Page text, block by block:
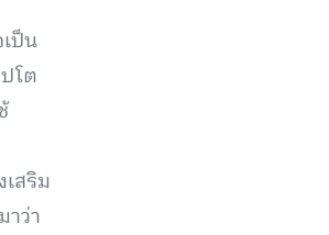
ป็น
โต
สริม
ว่า